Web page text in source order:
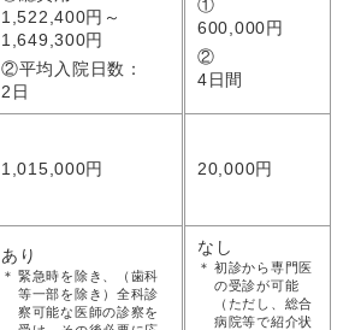
1,522,400円～
1,649,300円
②平均入院日数：
2日
①
600,000円
②
4日間
1,015,000円 20,000円
あり
＊ 緊急時を除き、（歯科
等一部を除き）全科診
察可能な医師の診察を
なし
＊ 初診から専門医
の受診が可能
（ただし、総合
病院等で紹介状